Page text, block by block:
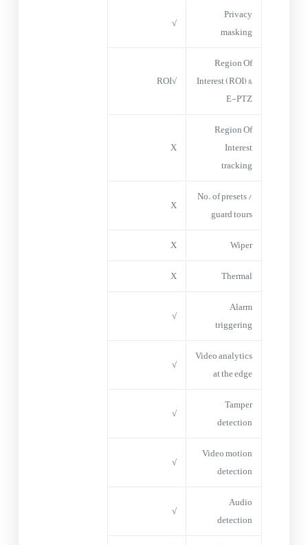
Privacy
masking
√
Region Of
Interest (ROI) &
E-PTZ
√ROI
Region Of
Interest
tracking
X
No. of presets /
guard tours
X
Wiper
X
Thermal
X
Alarm
triggering
√
Video analytics
at the edge
√
Tamper
detection
√
Video motion
detection
√
Audio
detection
√